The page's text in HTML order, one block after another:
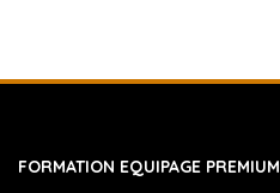
FORMATION EQUIPAGE PREMIUM